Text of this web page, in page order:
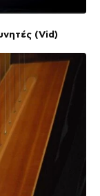
(Vid)